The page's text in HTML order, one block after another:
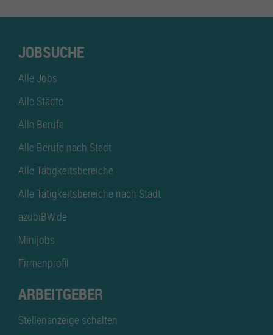
JOBSUCHE
Alle Jobs
Alle Städte
Alle Berufe
Alle Berufe nach Stadt
Alle Tätigkeitsbereiche
Alle Tätigkeitsbereiche nach Stadt
azubiBW.de
Minijobs
Firmenprofil
ARBEITGEBER
Stellenanzeige schalten